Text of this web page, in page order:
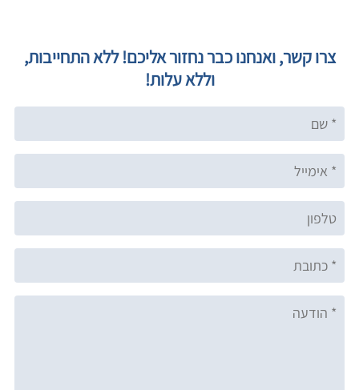
צרו קשר, ואנחנו כבר נחזור אליכם! ללא התחייבות,
וללא עלות!